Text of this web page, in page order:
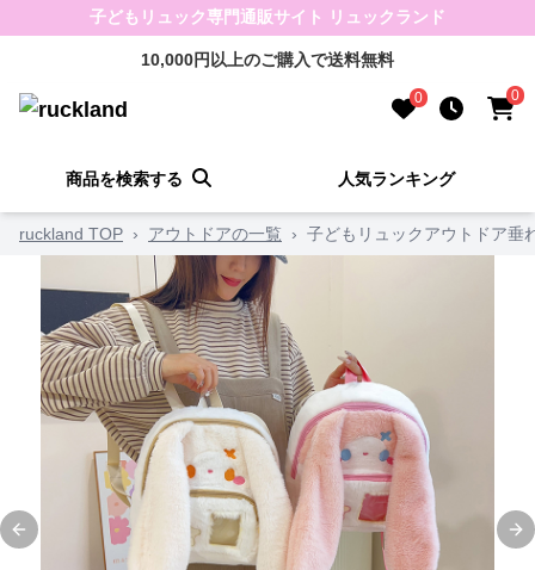
子どもリュック専門通販サイト リュックランド
10,000円以上のご購入で送料無料
0 0
商品を検索する 人気ランキング
ruckland TOP › アウトドアの一覧 › 子どもリュックアウトドア垂
Previous slide